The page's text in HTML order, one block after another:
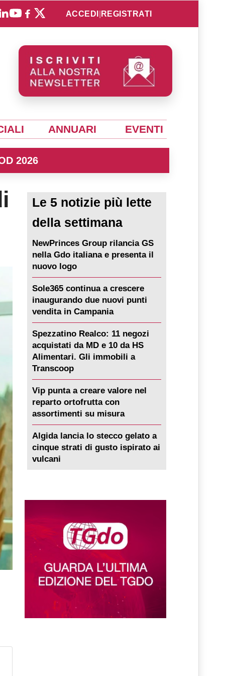
ACCEDI REGISTRATI
ANNUARI EVENTI
2026
Le 5 notizie più lette
della settimana
NewPrinces Group rilancia GS
nella Gdo italiana e presenta il
nuovo logo
Sole365 continua a crescere
inaugurando due nuovi punti
vendita in Campania
Spezzatino Realco: 11 negozi
acquistati da MD e 10 da HS
Alimentari. Gli immobili a
Transcoop
Vip punta a creare valore nel
reparto ortofrutta con
assortimenti su misura
Algida lancia lo stecco gelato a
cinque strati di gusto ispirato ai
vulcani